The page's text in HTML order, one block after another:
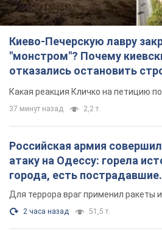
Киево-Печерскую лавру
"монстром"? Почему
отказались остановить
небоскреба "московского
Какая реакция Кличко на петицию
37 минут назад 2,2 т.
Российская армия
атаку на Одессу: горела
города, есть
Для террора враг применил ракеты
2 часа назад 51,5 т.